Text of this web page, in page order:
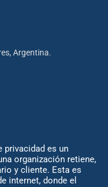
Argentina.
privacidad es un
organización retiene,
y cliente. Esta es
internet, donde el